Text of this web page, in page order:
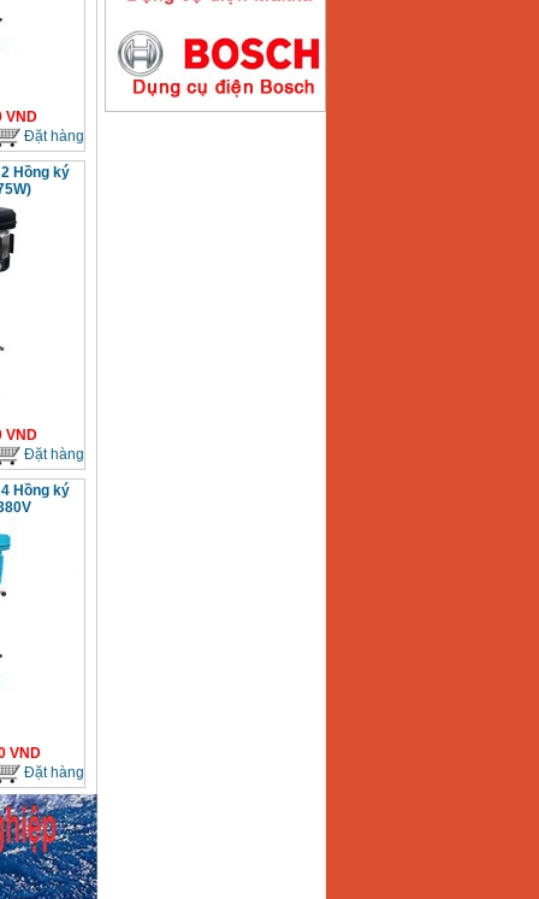
VND
Đặt hàng
Hồng ký
VND
Đặt hàng
Hồng ký
VND
Đặt hàng
Máy hàn que điện tử
Hồng ký HK200E